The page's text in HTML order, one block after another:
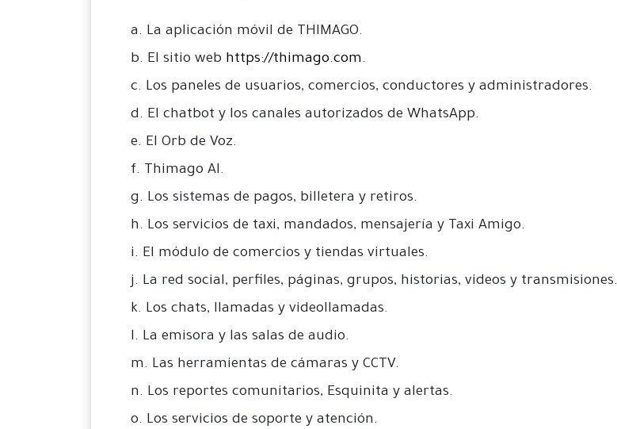
a. La aplicación móvil de THIMAGO.
b. El sitio web https://thimago.com.
c. Los paneles de usuarios, comercios, conductores y administradores.
d. El chatbot y los canales autorizados de WhatsApp.
e. El Orb de Voz.
f. Thimago AI.
g. Los sistemas de pagos, billetera y retiros.
h. Los servicios de taxi, mandados, mensajería y Taxi Amigo.
i. El módulo de comercios y tiendas virtuales.
j. La red social, perfiles, páginas, grupos, historias, videos y transmisiones.
k. Los chats, llamadas y videollamadas.
l. La emisora y las salas de audio.
m. Las herramientas de cámaras y CCTV.
n. Los reportes comunitarios, Esquinita y alertas.
o. Los servicios de soporte y atención.